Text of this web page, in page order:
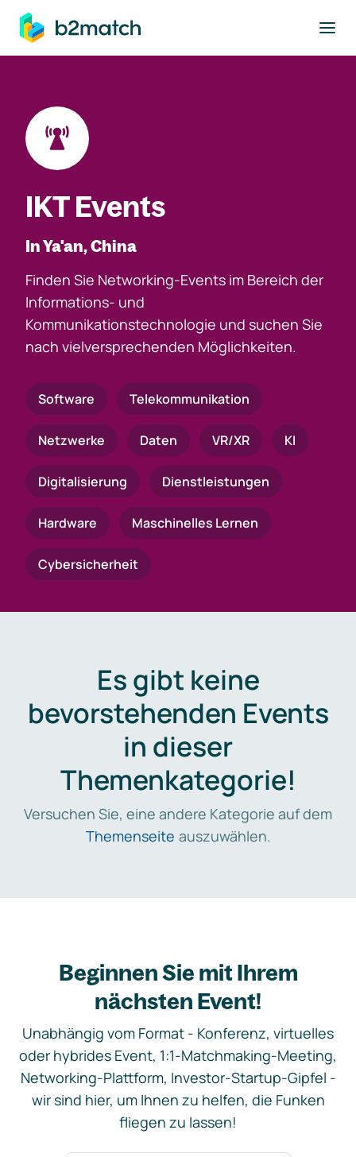
springen
IKT Events
In Ya'an, China
Finden Sie Networking-Events im Bereich der
Informations- und
Kommunikationstechnologie und suchen Sie
nach vielversprechenden Möglichkeiten.
Software Telekommunikation
Netzwerke Daten VR/XR KI
Digitalisierung Dienstleistungen
Hardware Maschinelles Lernen
Cybersicherheit
Es gibt keine
bevorstehenden Events
in dieser
Themenkategorie!
Versuchen Sie, eine andere Kategorie auf dem
Themenseite auszuwählen.
Beginnen Sie mit Ihrem
nächsten Event!
Unabhängig vom Format - Konferenz, virtuelles
oder hybrides Event, 1:1-Matchmaking-Meeting,
Networking-Plattform, Investor-Startup-Gipfel -
wir sind hier, um Ihnen zu helfen, die Funken
fliegen zu lassen!